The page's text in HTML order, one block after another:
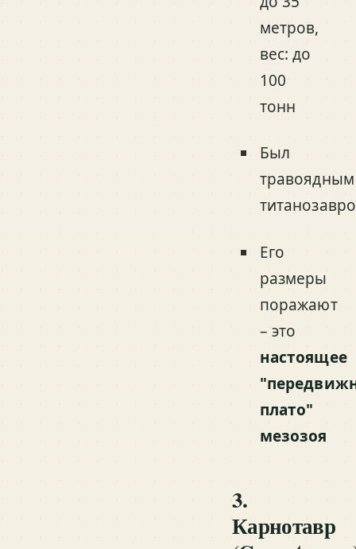
метров,
вес: до
100
тонн
Был
травоядным
Его
размеры
поражают
– это
настоящее
плато"
мезозоя
3.
Карнотавр